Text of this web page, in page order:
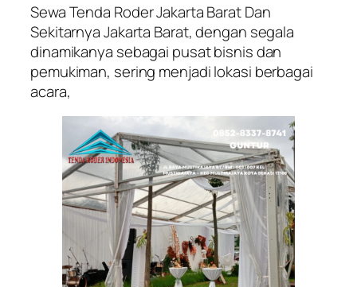
Sewa Tenda Roder Jakarta Barat Dan
Sekitarnya Jakarta Barat, dengan segala
dinamikanya sebagai pusat bisnis dan
pemukiman, sering menjadi lokasi berbagai
acara,